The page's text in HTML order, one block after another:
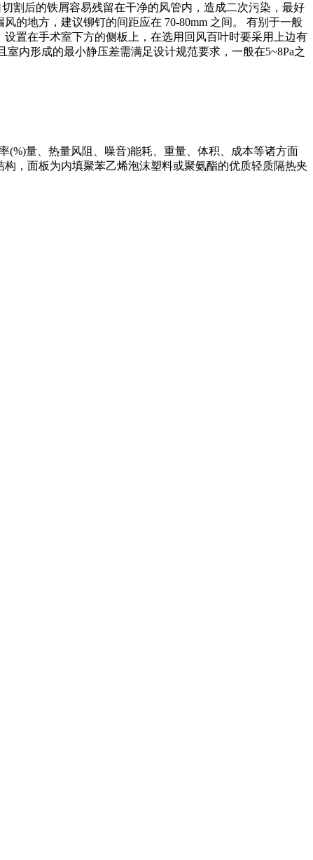
割后的铁屑容易残留在干净的风管内，造成二次污染，最好
的地方，建议铆钉的间距应在 70-80mm 之间。 有别于一般
置在手术室下方的侧板上，在选用回风百叶时要采用上边有
内形成的最小静压差需满足设计规范要求，一般在5~8Pa之
(%)量、热量风阻、噪音)能耗、重量、体积、成本等诸方面
，面板为内填聚苯乙烯泡沫塑料或聚氨酯的优质轻质隔热夹